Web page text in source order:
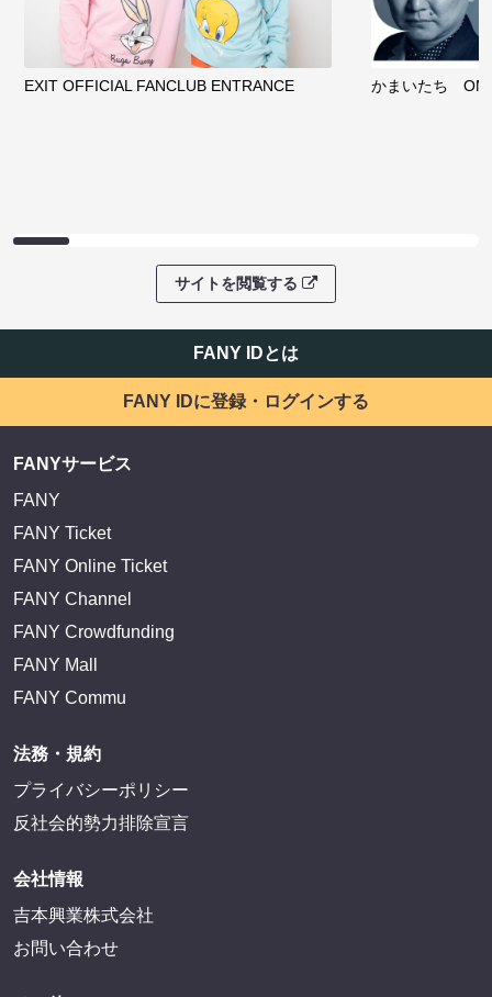
EXIT OFFICIAL FANCLUB ENTRANCE かまいたち
サイトを閲覧する
FANY IDとは
FANY IDに登録・ログインする
FANYサービス
FANY
FANY Ticket
FANY Online Ticket
FANY Channel
FANY Crowdfunding
FANY Mall
FANY Commu
法務・規約
プライバシーポリシー
反社会的勢力排除宣言
会社情報
吉本興業株式会社
お問い合わせ